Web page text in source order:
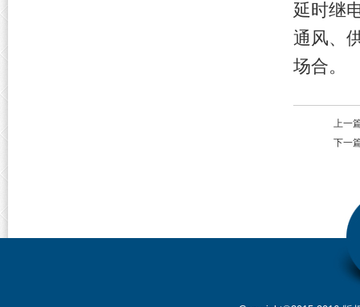
延时继
通风、
场合。
上一
下一